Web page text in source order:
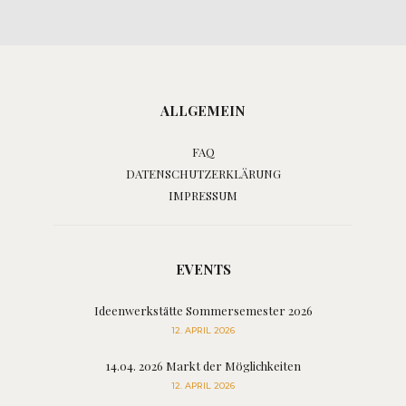
ALLGEMEIN
FAQ
DATENSCHUTZERKLÄRUNG
IMPRESSUM
EVENTS
Ideenwerkstätte Sommersemester 2026
12. APRIL 2026
14.04. 2026 Markt der Möglichkeiten
12. APRIL 2026